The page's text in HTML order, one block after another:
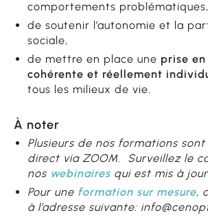
comportements problématiques,
de soutenir l’autonomie et la
sociale,
de mettre en place une prise
cohérente et réellement
tous les milieux de vie.
À noter
Plusieurs de nos formations
direct via ZOOM. Surveillez le
nos webinaires qui est mis à
Pour une formation sur mesure,
à l’adresse suivante: